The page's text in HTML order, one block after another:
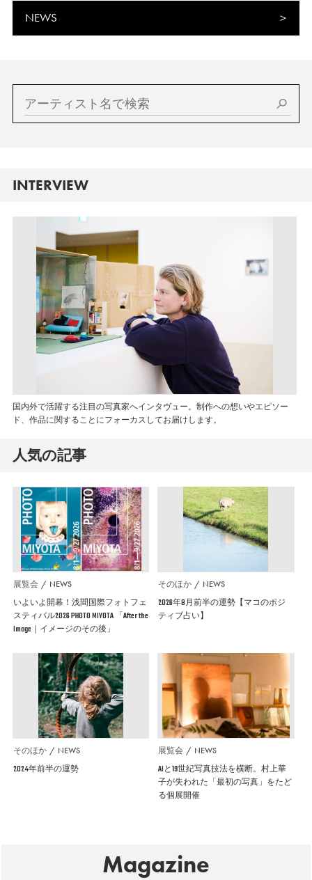
NEWS
INTERVIEW
国内外で活躍する注目の写真家へインタヴュー。制作への想いやエピソー
ド、作品に関することにフォーカスしてお届けします。
人気の記事
展覧会 NEWS
いよいよ開幕！浅間国際フォトフェ
スティバル2026 PHOTO MIYOTA 「After the
Image｜イメージのその後」
そのほか NEWS
2026年8月前半の運勢【マコのポジ
ティブ占い】
そのほか NEWS
2024年前半の運勢
展覧会 NEWS
AIと19世紀写真技法を横断。村上華
子が失われた「最初の写真」をたど
る個展開催
Magazine